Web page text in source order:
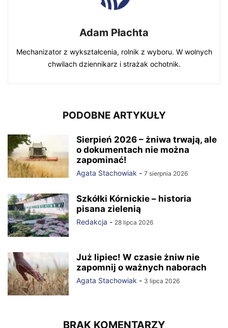
Adam Płachta
Mechanizator z wykształcenia, rolnik z wyboru. W wolnych
chwilach dziennikarz i strażak ochotnik.
PODOBNE ARTYKUŁY
Sierpień 2026 – żniwa trwają, ale
o dokumentach nie można
zapominać!
Agata Stachowiak - 7 sierpnia 2026
Szkółki Kórnickie – historia
pisana zielenią
Redakcja - 28 lipca 2026
Już lipiec! W czasie żniw nie
zapomnij o ważnych naborach
Agata Stachowiak - 3 lipca 2026
BRAK KOMENTARZY